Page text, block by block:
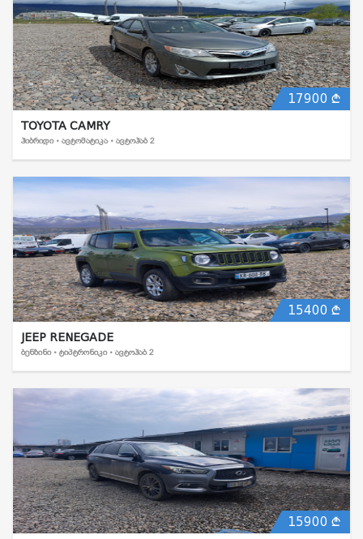
17900
TOYOTA CAMRY
ᲰᲘᲑᲠᲘᲓᲘ • ᲐᲕᲢᲝᲛᲐᲢᲘᲙᲐ • ᲐᲕᲢᲝᲰᲐᲑ 2
15400
JEEP RENEGADE
ᲑᲔᲜᲖᲘᲜᲘ • ᲢᲘᲞᲢᲠᲝᲜᲘᲙᲘ • ᲐᲕᲢᲝᲰᲐᲑ 2
15900